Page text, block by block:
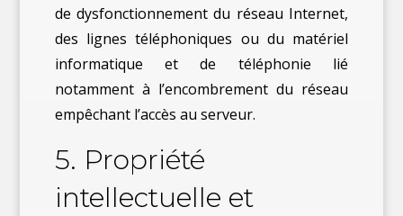
de dysfonctionnement du réseau Internet,
des lignes téléphoniques ou du matériel
informatique et de téléphonie lié
notamment à l’encombrement du réseau
empêchant l’accès au serveur.
5. Propriété
intellectuelle et